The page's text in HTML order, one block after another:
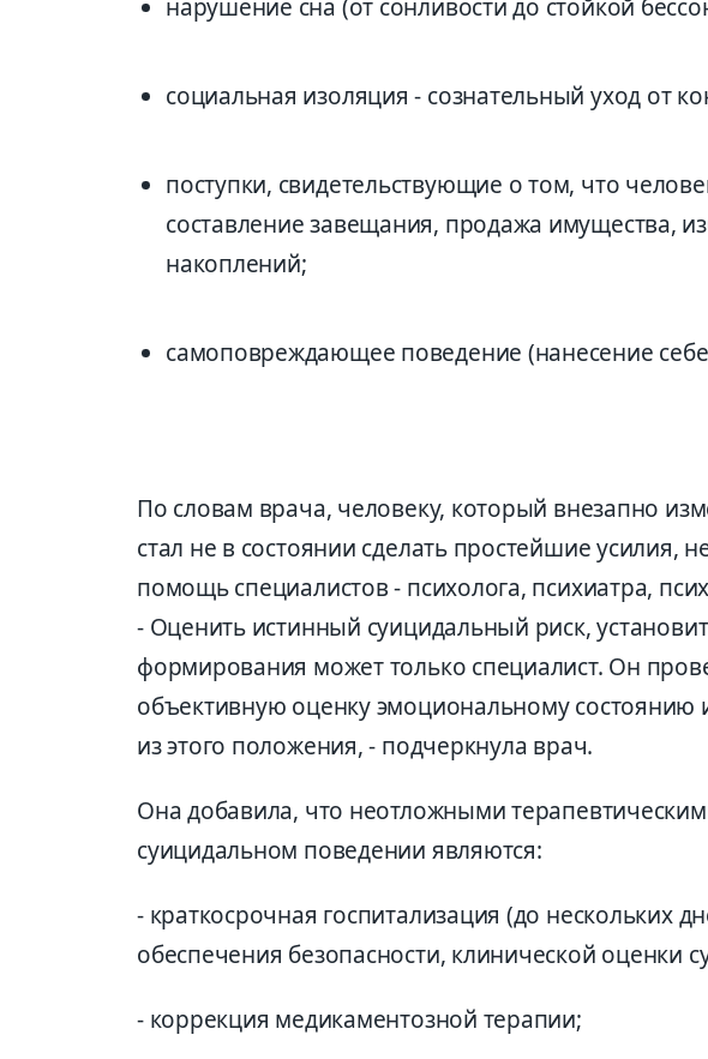
нарушение сна (от сонливости до стойкой
социальная изоляция - сознательный уход от
поступки, свидетельствующие о том, что
составление завещания, продажа имущества,
накоплений;
самоповреждающее поведение (нанесение
По словам врача, человеку, который внезапно
стал не в состоянии сделать простейшие усилия,
помощь специалистов - психолога, психиатра,
- Оценить истинный суицидальный риск,
формирования может только специалист. Он
объективную оценку эмоциональному
из этого положения, - подчеркнула врач.
Она добавила, что неотложными
суицидальном поведении являются:
- краткосрочная госпитализация (до нескольких
обеспечения безопасности, клинической оценки
- коррекция медикаментозной терапии;